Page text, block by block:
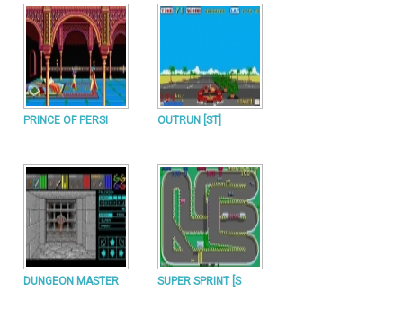
PRINCE OF PERSI OUTRUN [ST]
DUNGEON MASTER SUPER SPRINT [S